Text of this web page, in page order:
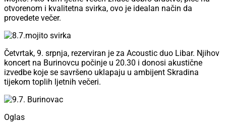
otvorenom i kvalitetna svirka, ovo je idealan način da
provedete večer.
Četvrtak, 9. srpnja, rezerviran je za Acoustic duo Libar. Njihov
koncert na Burinovcu počinje u 20.30 i donosi akustične
izvedbe koje se savršeno uklapaju u ambijent Skradina
tijekom toplih ljetnih večeri.
Oglas